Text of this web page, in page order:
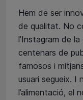
Hem de ser
de qualitat. No
l’Instagram de
centenars de
famosos i
usuari segueix. I
l’alimentació, el